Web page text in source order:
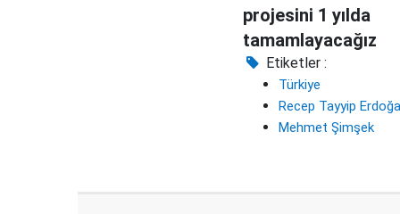
projesini 1 yılda
tamamlayacağız
Etiketler :
Türkiye
Recep Tayyip
Mehmet Şimşek